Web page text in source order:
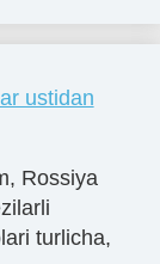
ustidan
Rossiya
turlicha,